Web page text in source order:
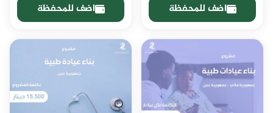
اضف للمحفظة اضف للمحفظة